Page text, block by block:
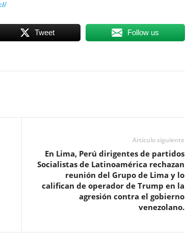
Tweet Follow us
Artículo siguiente
En Lima, Perú dirigentes de partidos
Socialistas de Latinoamérica rechazan
reunión del Grupo de Lima y lo
califican de operador de Trump en la
agresión contra el gobierno
venezolano.